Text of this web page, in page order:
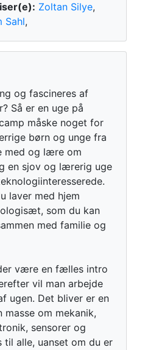
Zoltan Silye,
Sahl,
og fascineres af
Så er en uge på
måske noget for
børn og unge fra
med og lære om
en sjov og lærerig uge
laver med hjem
som du kan
med familie og
være en fælles intro
vil man arbejde
ugen. Det bliver er en
om mekanik,
sensorer og
til alle, uanset om du er